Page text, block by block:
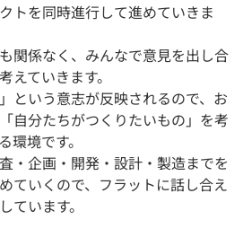
トを同時進行して進めていきま
関係なく、みんなで意見を出し合
えていきます。
という意志が反映されるので、お
自分たちがつくりたいもの」を考
環境です。
・企画・開発・設計・製造までを
ていくので、フラットに話し合え
ています。